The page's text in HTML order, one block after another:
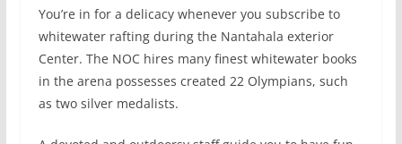
You’re in for a delicacy whenever you subscribe to
whitewater rafting during the Nantahala exterior
Center. The NOC hires many finest whitewater books
in the arena possesses created 22 Olympians, such
as two silver medalists.